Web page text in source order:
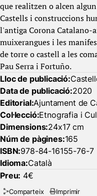
que realitzen o alcen
Castells i construccions
l'antiga Corona Catalano-
muixerangues i les
de torre o castell a les
Pau Serra i Fortuño.
Lloc de publicació:
Data de publicació:2020
Editorial:Ajuntament de
Col·lecció:Etnografia i
Dimensions:24x17 cm
Núm de pàgines:165
ISBN:978-84-16155-76-7
Idioma:Català
Preu: 4€
Comparteix Imprimir